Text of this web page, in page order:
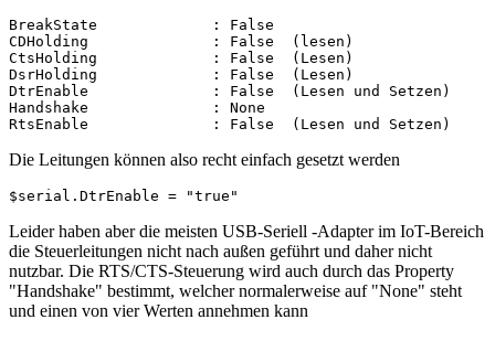
BreakState             : False
CDHolding              : False  (lesen)
CtsHolding             : False  (Lesen)
DsrHolding             : False  (Lesen)
DtrEnable              : False  (Lesen und Setzen)
Handshake              : None
RtsEnable              : False  (Lesen und Setzen)
Die Leitungen können also recht einfach gesetzt werden
$serial.DtrEnable = "true"
Leider haben aber die meisten USB-Seriell -Adapter im IoT-Bereich
die Steuerleitungen nicht nach außen geführt und daher nicht
nutzbar. Die RTS/CTS-Steuerung wird auch durch das Property
"Handshake" bestimmt, welcher normalerweise auf "None" steht
und einen von vier Werten annehmen kann